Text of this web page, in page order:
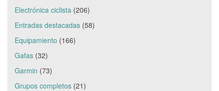
Electrónica ciclista (206)
Entradas destacadas (58)
Equipamiento (166)
Gafas (32)
Garmin (73)
Grupos completos (21)